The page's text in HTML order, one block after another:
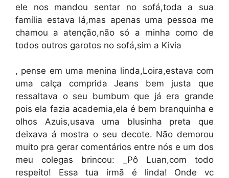
ele nos mandou sentar no sofá,toda a sua
família estava lá,mas apenas uma pessoa me
chamou a atenção,não só a minha como de
todos outros garotos no sofá,sim a Kivia
, pense em uma menina linda,Loira,estava com
uma calça comprida Jeans bem justa que
ressaltava o seu bumbum que já era grande
pois ela fazia academia,ela é bem branquinha e
olhos Azuis,usava uma blusinha preta que
deixava á mostra o seu decote. Não demorou
muito pra gerar comentários entre nós e um dos
meu colegas brincou: _Pô Luan,com todo
respeito! Essa tua irmã é linda! Onde vc